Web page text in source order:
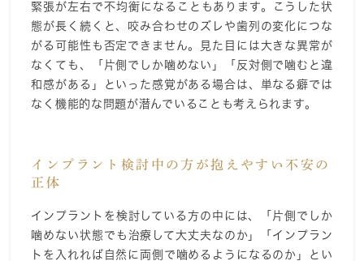
緊張が左右で不均衡になることもあります。こうした状
態が長く続くと、咬み合わせのズレや歯列の変化につな
がる可能性も否定できません。見た目には大きな異常が
なくても、「片側でしか噛めない」「反対側で噛むと違
和感がある」といった感覚がある場合は、単なる癖では
なく機能的な問題が潜んでいることも考えられます。
インプラント検討中の方が抱えやすい不安の
正体
インプラントを検討している方の中には、「片側でしか
噛めない状態でも治療して大丈夫なのか」「インプラン
トを入れれば自然に両側で噛めるようになるのか」とい